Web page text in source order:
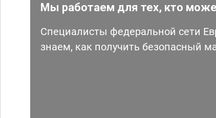
Мы работаем для тех, кто
Специалисты федеральной сети
знаем, как получить безопасный